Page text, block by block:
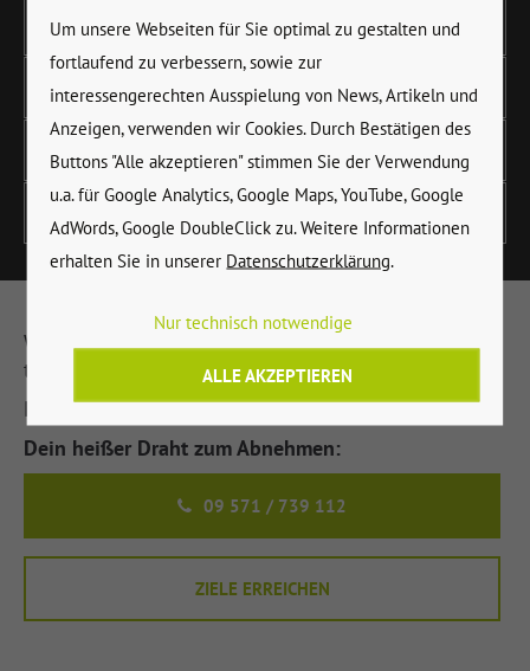
Ernähre dich stoffwechselanregend
Trinke in ausreichenden Mengen
Rege den Stoffwechsel mit Sport an
Gönne dir Auszeiten
Wenn Du Dich also fit, gesund und schlank
trainieren und Deine Figur verbessern möchtest:
Dann melde Dich bei uns.
Dein heißer Draht zum Abnehmen:
09 571 / 739 112
ZIELE ERREICHEN
Um unsere Webseiten für Sie optimal zu gestalten und
fortlaufend zu verbessern, sowie zur
interessengerechten Ausspielung von News, Artikeln und
Anzeigen, verwenden wir Cookies. Durch Bestätigen des
Buttons "Alle akzeptieren" stimmen Sie der Verwendung
u.a. für Google Analytics, Google Maps, YouTube, Google
AdWords, Google DoubleClick zu. Weitere Informationen
erhalten Sie in unserer Datenschutzerklärung.
Nur technisch notwendige
ALLE AKZEPTIEREN